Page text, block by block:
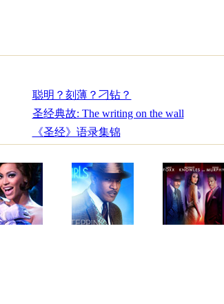
聪明？刻薄？刁钻？
圣经典故: The writing on the wall
《圣经》语录集锦